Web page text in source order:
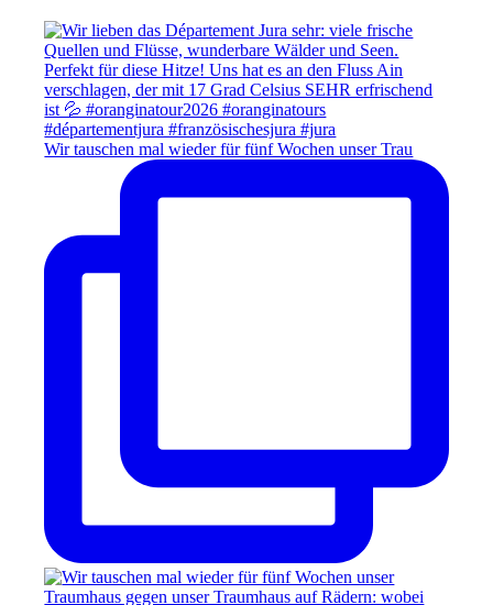
Wir tauschen mal wieder für fünf Wochen unser Trau